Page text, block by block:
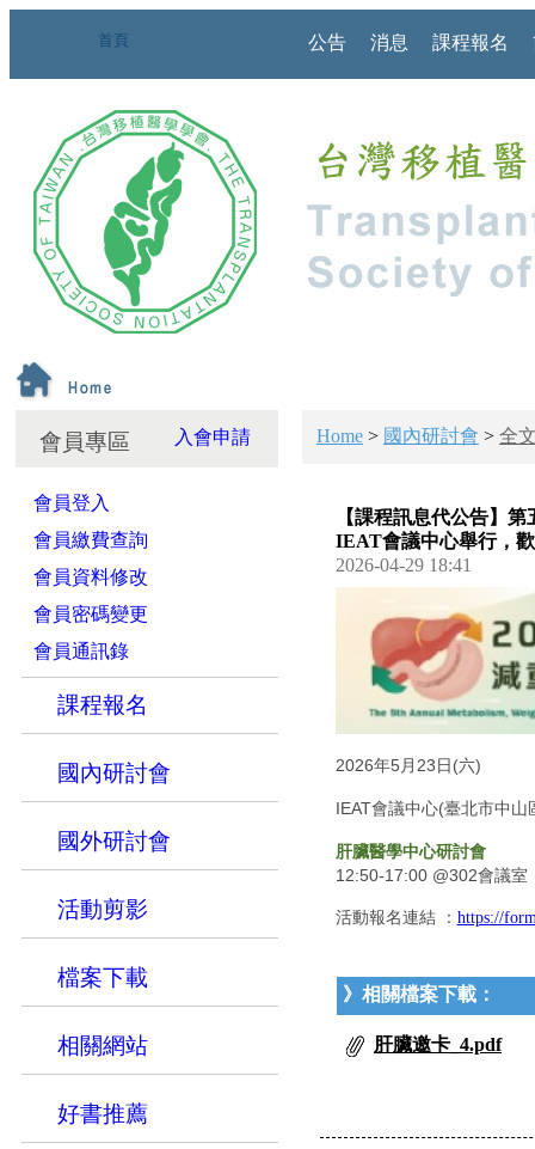
首頁 公告 消息 課程報名
會員專區 入會申請
會員登入
會員繳費查詢
會員資料修改
會員密碼變更
會員通訊錄
課程報名
國內研討會
國外研討會
活動剪影
檔案下載
相關網站
好書推薦
Home > 國內研討會 > 全
【課程訊息代公告】
IEAT會議中心舉行，
2026-04-29 18:41
2026年5月23日(六)
IEAT會議中心(臺北市中山
肝臟醫學中心研討會
12:50-17:00 @302會議室
活動報名連結 ： https://
》相關檔案下載：
肝臟邀卡_4.pdf